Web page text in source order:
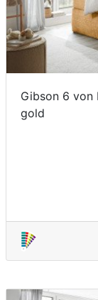
Gibson 6 von
gold